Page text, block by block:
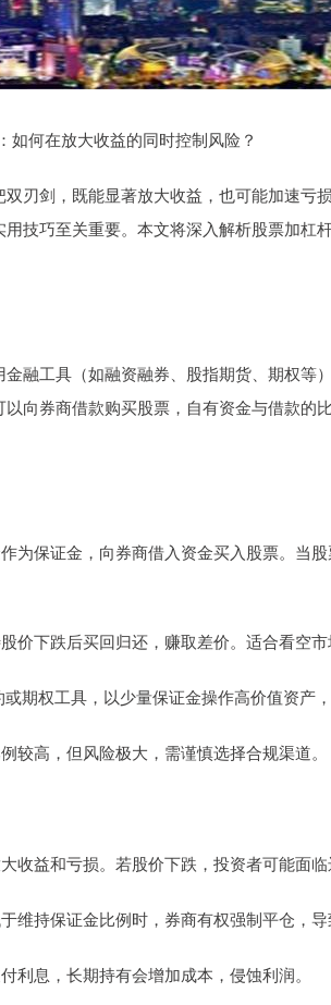
如何在放大收益的同时控制风险？
刃剑，既能显著放大收益，也可能加速亏
技巧至关重要。本文将深入解析股票加杠
融工具（如融资融券、股指期货、期权等
向券商借款购买股票，自有资金与借款的
为保证金，向券商借入资金买入股票。当
价下跌后买回归还，赚取差价。适合看空市
期权工具，以少量保证金操作高价值资产，
较高，但风险极大，需谨慎选择合规渠道。
收益和亏损。若股价下跌，投资者可能面临
维持保证金比例时，券商有权强制平仓，导
利息，长期持有会增加成本，侵蚀利润。